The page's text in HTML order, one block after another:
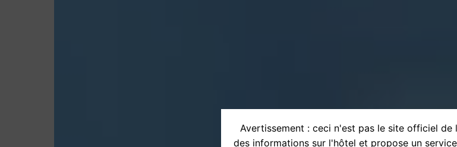
Avertissement : ceci n'est pas le site officiel de
des informations sur l'hôtel et propose un